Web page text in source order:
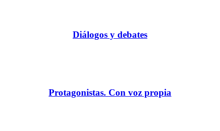
Diálogos y debates
Protagonistas. Con voz propia